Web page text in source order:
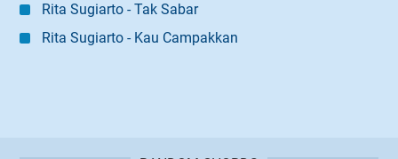
Rita Sugiarto - Tak Sabar
Rita Sugiarto - Kau Campakkan